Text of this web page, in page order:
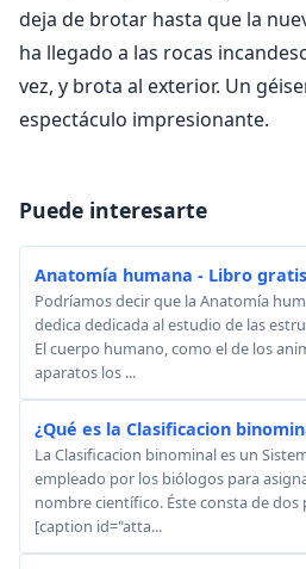
deja de brotar hasta que la
ha llegado a las rocas
vez, y brota al exterior. Un
espectáculo impresionante.
Puede interesarte
Anatomía humana - Libro gratis
Podríamos decir que la Anatomía
dedica dedicada al estudio de las
El cuerpo humano, como el de los
aparatos los ...
¿Qué es la Clasificacion
La Clasificacion binominal es un
empleado por los biólogos para
nombre científico. Éste consta de
[caption id="atta...